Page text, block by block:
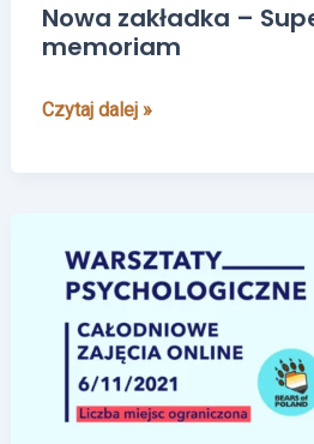
Nowa zakładka –
memoriam
Czytaj dalej »
psychologiczne